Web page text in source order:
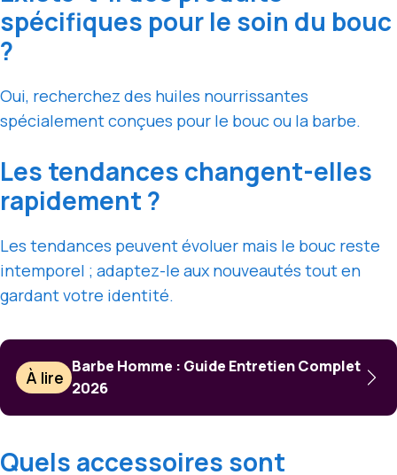
spécifiques pour le soin du bouc
?
Oui, recherchez des huiles nourrissantes
spécialement conçues pour le bouc ou la barbe.
Les tendances changent-elles
rapidement ?
Les tendances peuvent évoluer mais le bouc reste
intemporel ; adaptez-le aux nouveautés tout en
gardant votre identité.
À lire
Barbe Homme : Guide Entretien Complet
2026
Quels accessoires sont